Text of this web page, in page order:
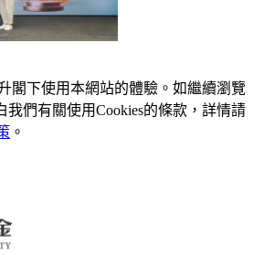
閣下使用本網站的體驗。如繼續瀏覽
我們有關使用Cookies的條款，詳情請
。